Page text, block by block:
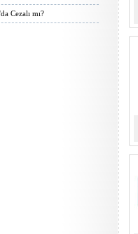
Cezalı mı?